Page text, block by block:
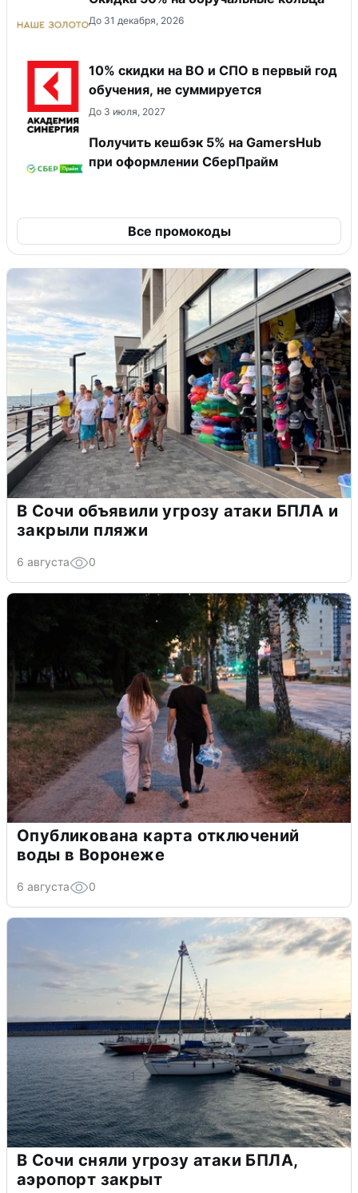
До 31 декабря, 2026
10% скидки на ВО и СПО в первый год
обучения, не суммируется
До 3 июля, 2027
Получить кешбэк 5% на GamersHub
при оформлении СберПрайм
Все промокоды
В Сочи объявили угрозу атаки БПЛА и
закрыли пляжи
6 августа 0
Опубликована карта отключений
воды в Воронеже
6 августа 0
В Сочи сняли угрозу атаки БПЛА,
аэропорт закрыт